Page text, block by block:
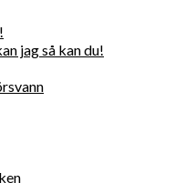
jag så kan du!